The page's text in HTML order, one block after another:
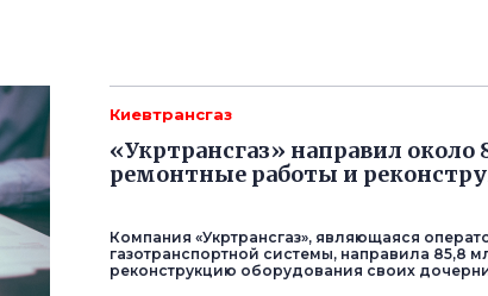
Киевтрансгаз
«Укртрансгаз» направил около
ремонтные работы и
Компания «Укртрансгаз», являющаяся
газотранспортной системы, направила 85,8
реконструкцию оборудования своих